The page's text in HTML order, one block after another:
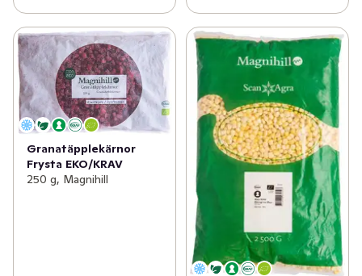
Granatäpplekärnor
Frysta EKO/KRAV
250 g, Magnihill